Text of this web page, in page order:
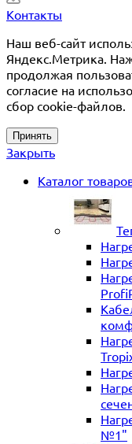
Контакты
Наш веб-сайт
Яндекс.Метрика.
продолжая
согласие на
сбор cookie-файлов.
Принять
Закрыть
Каталог
№1"